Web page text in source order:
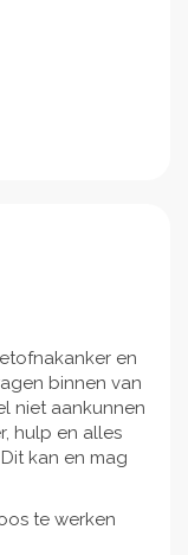
en
binnen van
niet aankunnen
hulp en alles
kan en mag
te werken